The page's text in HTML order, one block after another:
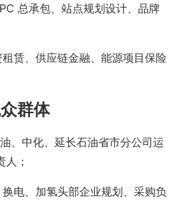
总承包、站点规划设计、品牌
赁、供应链金融、能源项目保险
群体
、中化、延长石油省市分公司运
；
电、加氢头部企业规划、采购负